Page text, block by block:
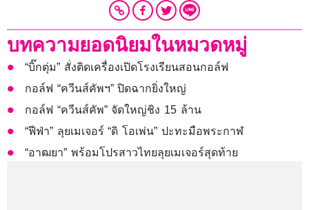
บทความยอดนิยมในหมวดหมู่
“บิ๊กตุ่ม” สั่งติดเครื่องเปิดโรงเรียนสอนกอล์ฟ
กอล์ฟ “ควีนส์คัพฯ” ปิดฉากยิ่งใหญ่
กอล์ฟ “ควีนส์คัพ” จัดใหญ่ชิง 15 ล้าน
“ฟีฟ่า” ลุยเมเจอร์ “ดิ โอเพ่น” ปะทะมือพระกาฬ
“อาฒยา” พร้อมโปรสาวไทยลุยเมเจอร์สุดท้าย